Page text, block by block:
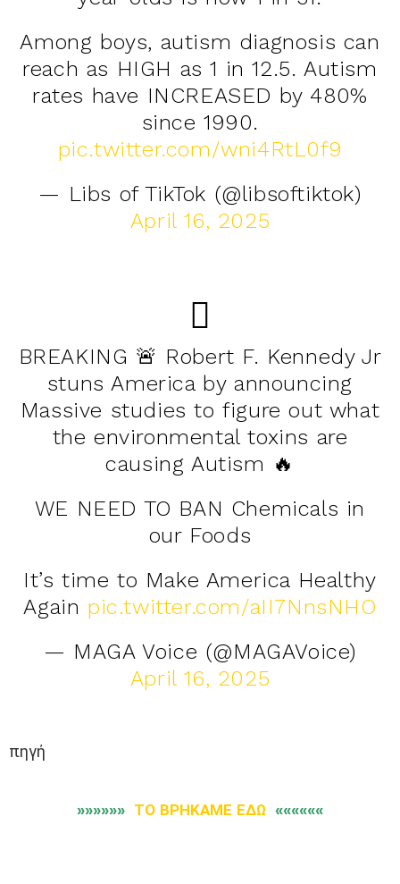
Among boys, autism diagnosis can
reach as HIGH as 1 in 12.5. Autism
rates have INCREASED by 480%
since 1990.
pic.twitter.com/wni4RtL0f9
— Libs of TikTok (@libsoftiktok)
April 16, 2025
BREAKING 🚨 Robert F. Kennedy Jr
stuns America by announcing
Massive studies to figure out what
the environmental toxins are
causing Autism 🔥
WE NEED TO BAN Chemicals in
our Foods
It’s time to Make America Healthy
Again pic.twitter.com/aII7NnsNHO
— MAGA Voice (@MAGAVoice)
April 16, 2025
πηγή
»»»»»» ΤΟ ΒΡΗΚΑΜΕ ΕΔΩ ««««««